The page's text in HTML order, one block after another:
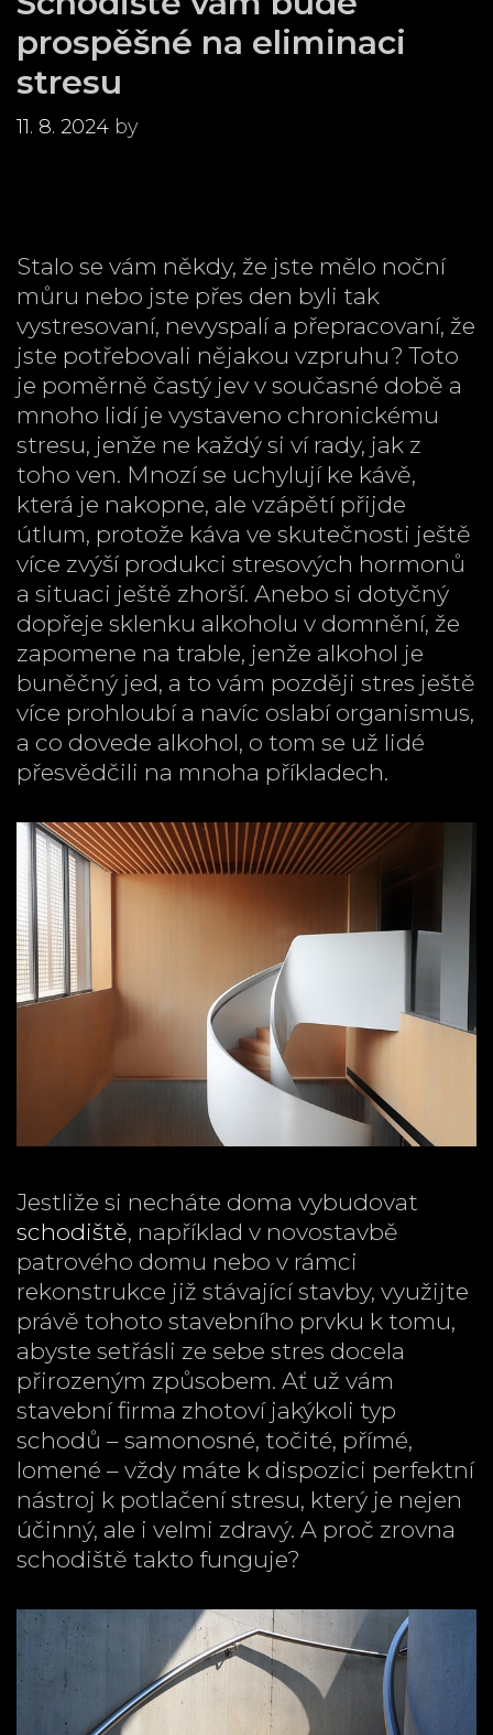
prospěšné na eliminaci
stresu
11. 8. 2024 by
Stalo se vám někdy, že jste mělo noční
můru nebo jste přes den byli tak
vystresovaní, nevyspalí a přepracovaní, že
jste potřebovali nějakou vzpruhu? Toto
je poměrně častý jev v současné době a
mnoho lidí je vystaveno chronickému
stresu, jenže ne každý si ví rady, jak z
toho ven. Mnozí se uchylují ke kávě,
která je nakopne, ale vzápětí přijde
útlum, protože káva ve skutečnosti ještě
více zvýší produkci stresových hormonů
a situaci ještě zhorší. Anebo si dotyčný
dopřeje sklenku alkoholu v domnění, že
zapomene na trable, jenže alkohol je
buněčný jed, a to vám později stres ještě
více prohloubí a navíc oslabí organismus,
a co dovede alkohol, o tom se už lidé
přesvědčili na mnoha příkladech.
Jestliže si necháte doma vybudovat
schodiště, například v novostavbě
patrového domu nebo v rámci
rekonstrukce již stávající stavby, využijte
právě tohoto stavebního prvku k tomu,
abyste setřásli ze sebe stres docela
přirozeným způsobem. Ať už vám
stavební firma zhotoví jakýkoli typ
schodů – samonosné, točité, přímé,
lomené – vždy máte k dispozici perfektní
nástroj k potlačení stresu, který je nejen
účinný, ale i velmi zdravý. A proč zrovna
schodiště takto funguje?